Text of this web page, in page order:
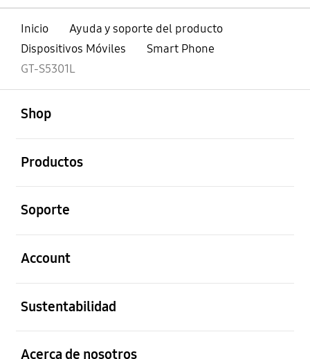
Inicio
Ayuda y soporte del producto
Dispositivos Móviles
Smart Phone
GT-S5301L
Shop
Productos
Soporte
Account
Sustentabilidad
Acerca de nosotros